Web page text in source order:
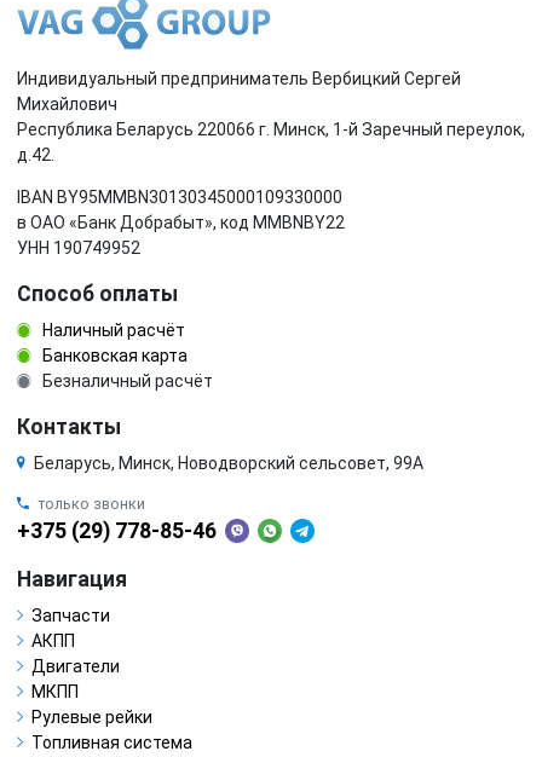
Индивидуальный предприниматель Вербицкий Сергей
Михайлович
Республика Беларусь 220066 г. Минск, 1-й Заречный переулок,
д.42.
IBAN BY95MMBN30130345000109330000
в ОАО «Банк Добрабыт», код MMBNBY22
УНН 190749952
Способ оплаты
Наличный расчёт
Банковская карта
Безналичный расчёт
Контакты
Беларусь, Минск, Новодворский сельсовет, 99А
только звонки
+375 (29) 778-85-46
Навигация
Запчасти
АКПП
Двигатели
МКПП
Рулевые рейки
Топливная система